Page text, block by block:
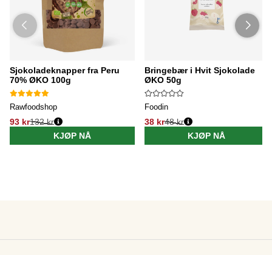
Sjokoladeknapper fra Peru
70% ØKO 100g
Rawfoodshop
93 kr132 kr
KJØP NÅ
Bringebær i Hvit Sjokolade
ØKO 50g
Foodin
38 kr48 kr
KJØP NÅ